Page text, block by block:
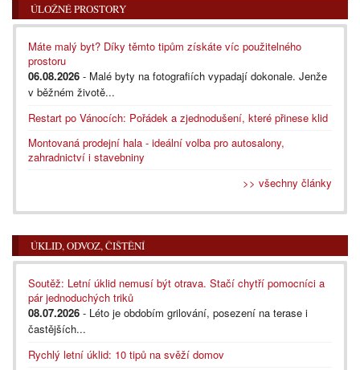
ÚLOŽNÉ PROSTORY
Máte malý byt? Díky těmto tipům získáte víc použitelného
prostoru
06.08.2026 - Malé byty na fotografiích vypadají dokonale. Jenže
v běžném životě...
Restart po Vánocích: Pořádek a zjednodušení, které přinese klid
Montovaná prodejní hala - ideální volba pro autosalony,
zahradnictví i stavebniny
>> všechny články
ÚKLID, ODVOZ, ČIŠTĚNÍ
Soutěž: Letní úklid nemusí být otrava. Stačí chytří pomocníci a
pár jednoduchých triků
08.07.2026 - Léto je obdobím grilování, posezení na terase i
častějších...
Rychlý letní úklid: 10 tipů na svěží domov